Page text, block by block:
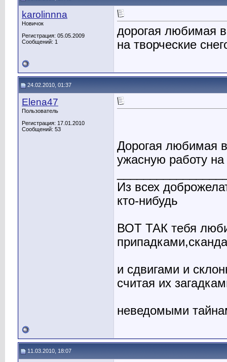
karolinnna
Новичок
Регистрация: 05.05.2009
Сообщений: 1
дорогая любимая
на творческие
24.02.2010, 01:37
Elena47
Пользователь
Регистрация: 17.01.2010
Сообщений: 53
Дорогая любимая
ужасную работу
Из всех
кто-нибудь
ВОТ ТАК тебя
и сдвигами и
считая их
неведомыми
11.03.2010, 18:07